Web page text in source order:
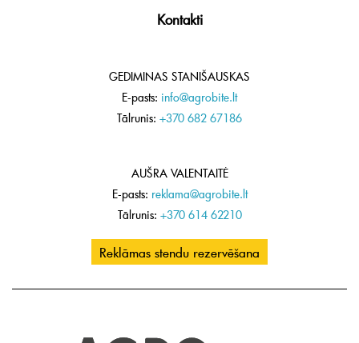
Kontakti
GEDIMINAS STANIŠAUSKAS
E-pasts: info@agrobite.lt
Tālrunis: +370 682 67186
AUŠRA VALENTAITĖ
E-pasts: reklama@agrobite.lt
Tālrunis: +370 614 62210
Reklāmas stendu rezervēšana